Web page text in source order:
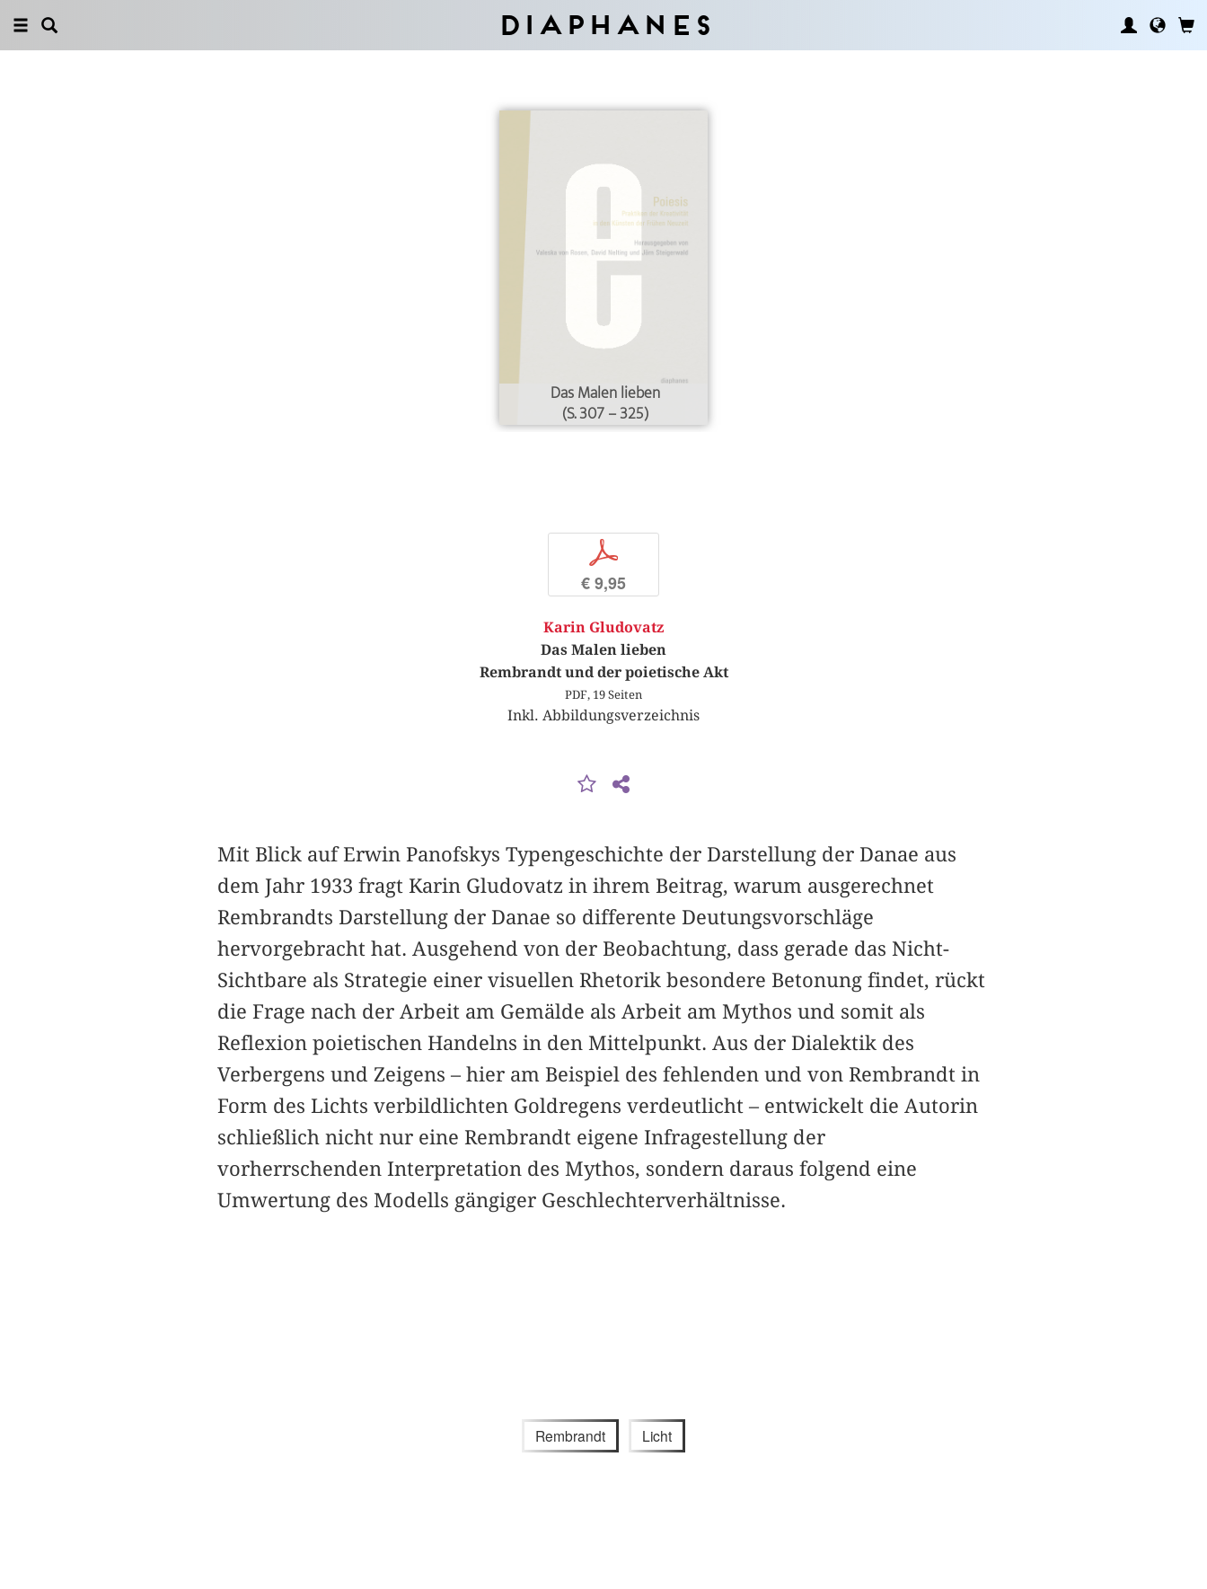
Diaphanes
Das Malen lieben
(S. 307 – 325)
p
€ 9,95
Karin Gludovatz
Das Malen lieben
Rembrandt und der poietische Akt
PDF, 19 Seiten
Inkl. Abbildungsverzeichnis
Mit Blick auf Erwin Panofskys Typengeschichte der Darstellung der Danae aus
dem Jahr 1933 fragt Karin Gludovatz in ihrem Beitrag, warum ausgerechnet
Rembrandts Darstellung der Danae so differente Deutungsvorschläge
hervorgebracht hat. Ausgehend von der Beobachtung, dass gerade das Nicht-
Sichtbare als Strategie einer visuellen Rhetorik besondere Betonung findet, rückt
die Frage nach der Arbeit am Gemälde als Arbeit am Mythos und somit als
Reflexion poietischen Handelns in den Mittelpunkt. Aus der Dialektik des
Verbergens und Zeigens – hier am Beispiel des fehlenden und von Rembrandt in
Form des Lichts verbildlichten Goldregens verdeutlicht – entwickelt die Autorin
schließlich nicht nur eine Rembrandt eigene Infragestellung der
vorherrschenden Interpretation des Mythos, sondern daraus folgend eine
Umwertung des Modells gängiger Geschlechterverhältnisse.
Rembrandt Licht